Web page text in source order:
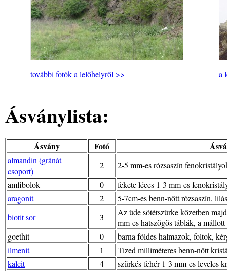
további fotók a lelőhelyről >> a
Ásványlista:
Ásvány Fotó
almandin (gránát
csoport)
2
2-5 mm-es rózsaszín
amfibolok
0
fekete léces 1-3 mm-es
aragonit
2
5-7cm-es benn-nőtt rózsaszín,
biotit sor
3
Az üde sötétszürke kőzetben
mm-es hatszögös táblák, a
goethit
0
barna földes halmazok, foltok,
ilmenit
1
Tized milliméteres benn-nőtt
kalcit
4
szürkés-fehér 1-3 mm-es leveles